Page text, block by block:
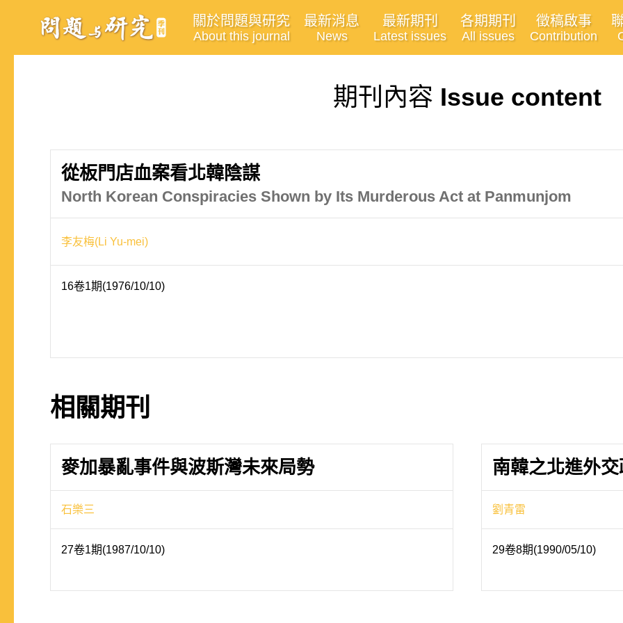
關於問題與研究
About this journal
最新消息
News
最新期刊
Latest issues
各期期刊
All issues
徵稿啟事
Contribution
期刊內容 Issue content
從板門店血案看北韓陰謀
North Korean Conspiracies Shown by Its Murderous Act at Panmunjom
李友梅(Li Yu-mei)
16卷1期(1976/10/10)
相關期刊
麥加暴亂事件與波斯灣未來局勢
石樂三
27卷1期(1987/10/10)
南韓之北進外
劉青雷
29卷8期(1990/05/10)